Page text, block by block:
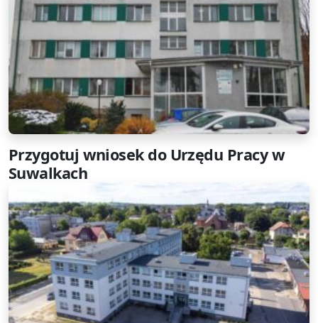
Przygotuj wniosek do Urzędu Pracy w
Suwalkach